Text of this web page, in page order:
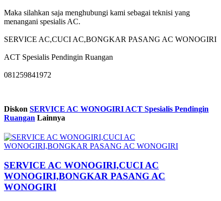
Maka silahkan saja menghubungi kami sebagai teknisi yang
menangani spesialis AC.
SERVICE AC,CUCI AC,BONGKAR PASANG AC WONOGIRI
ACT Spesialis Pendingin Ruangan
081259841972
Diskon SERVICE AC WONOGIRI ACT Spesialis Pendingin
Ruangan Lainnya
SERVICE AC WONOGIRI,CUCI AC
WONOGIRI,BONGKAR PASANG AC
WONOGIRI